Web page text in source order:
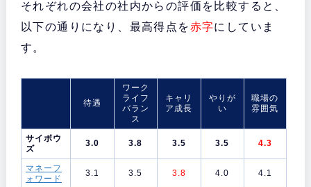
それぞれの会社の社内からの評価を比較すると、
以下の通りになり、最高得点を赤字にしていま
す。
待遇
ワーク
ライフ
バラン
ス
キャリ
ア成長
やりが
い
職場の
雰囲気
サイボウ
ズ
3.0 3.8 3.5 3.5 4.3
マネーフ
ォワード
3.1 3.5 3.8 4.0 4.1